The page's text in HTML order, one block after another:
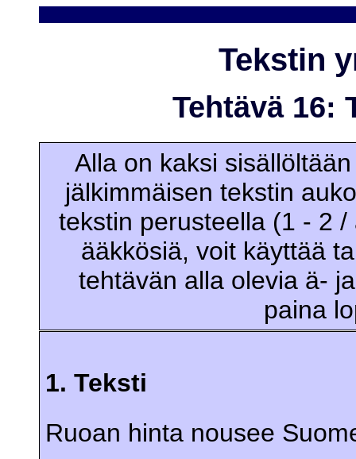
Tekstin
Tehtävä 16:
Alla on kaksi
jälkimmäisen tekstin
tekstin perusteella (1 - 2
ääkkösiä, voit käyttää
tehtävän alla olevia ä-
paina
1. Teksti
Ruoan hinta nousee